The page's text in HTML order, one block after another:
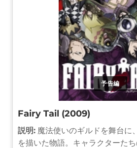
予告編
Fairy Tail (2009)
説明: 魔法使いのギルドを舞台に
を描いた物語。キャラクターた